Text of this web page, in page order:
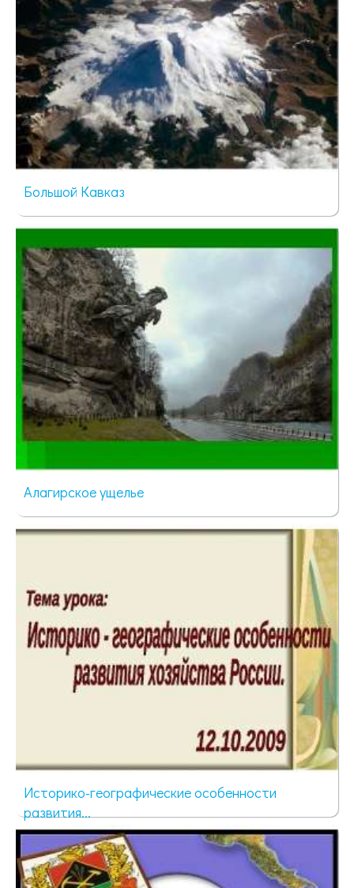
Большой Кавказ
Алагирское ущелье
46 просмотров
Историко-географические особенности
развития...
61 просмотр